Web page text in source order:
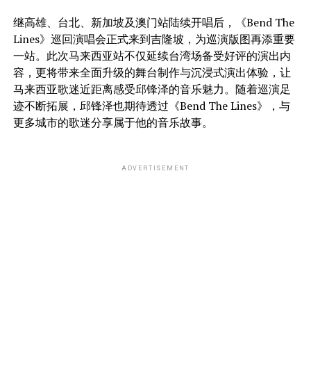
继高雄、台北、新加坡及澳门站陆续开唱后，《Bend The
Lines》巡回演唱会正式来到吉隆坡，为巡演版图再添重要
一站。此次马来西亚站不仅延续台湾场备受好评的演出内
容，更将带来全面升级的舞台制作与沉浸式演出体验，让
马来西亚歌迷近距离感受邱锋泽的音乐魅力。随着巡演足
迹不断拓展，邱锋泽也期待透过《Bend The Lines》，与
更多城市的歌迷分享属于他的音乐故事。
ADVERTISEMENT